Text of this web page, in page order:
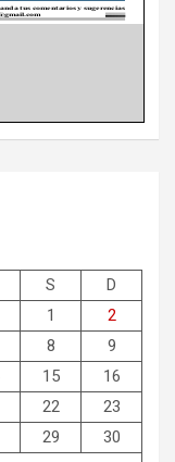
S
D
1
2
8
9
15
16
22
23
29
30